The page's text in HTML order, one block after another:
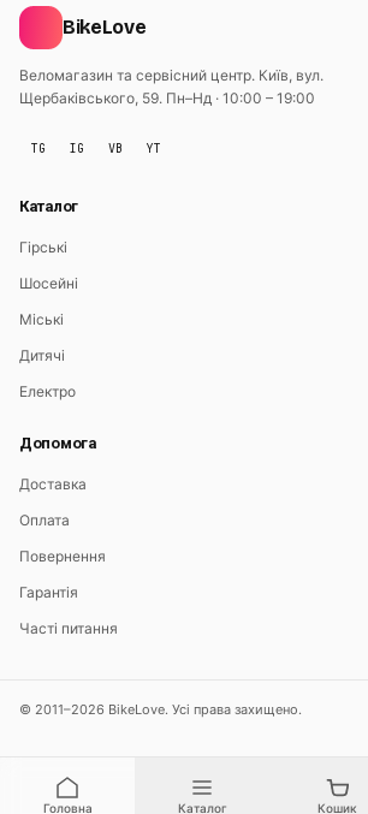
BikeLove
Веломагазин та сервісний центр. Київ, вул.
Щербаківського, 59. Пн–Нд · 10:00 – 19:00
TG IG VB YT
Каталог
Гірські
Шосейні
Міські
Дитячі
Електро
Допомога
Доставка
Оплата
Повернення
Гарантія
Часті питання
© 2011–2026 BikeLove. Усі права захищено.
Головна Каталог Кошик